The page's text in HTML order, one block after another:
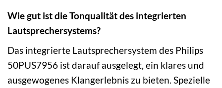
Wie gut ist die Tonqualität des integrierten
Lautsprechersystems?
Das integrierte Lautsprechersystem des Philips
50PUS7956 ist darauf ausgelegt, ein klares und
ausgewogenes Klangerlebnis zu bieten. Spezielle